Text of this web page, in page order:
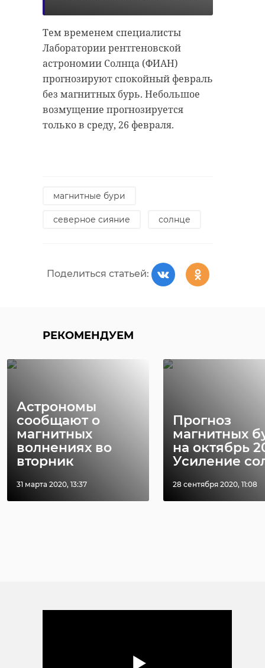
Тем временем специалисты
Лаборатории рентгеновской
астрономии Солнца (ФИАН)
прогнозируют спокойный февраль
без магнитных бурь. Небольшое
возмущение прогнозируется
только в среду, 26 февраля.
магнитные бури
северное сияние солнце
Поделиться статьей:
РЕКОМЕНДУЕМ
Астрономы
сообщают о
магнитных
волнениях во
вторник
31 марта 2020, 13:37
Прогноз
магнитных
на октябрь
Усиление
28 сентября 2020, 11:08